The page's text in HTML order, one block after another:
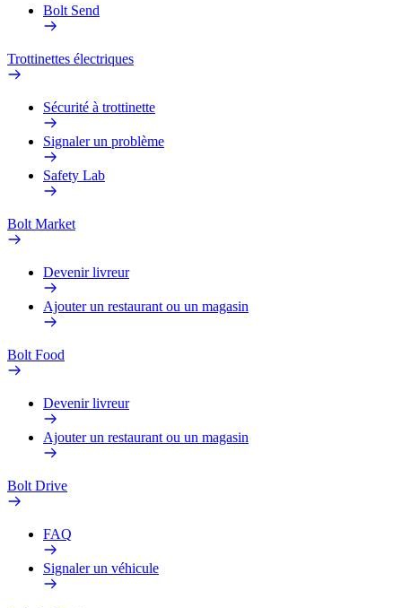
Bolt Send
Trottinettes électriques
Sécurité à trottinette
Signaler un problème
Safety Lab
Bolt Market
Devenir livreur
Ajouter un restaurant ou un magasin
Bolt Food
Devenir livreur
Ajouter un restaurant ou un magasin
Bolt Drive
FAQ
Signaler un véhicule